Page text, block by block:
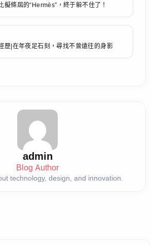
擬條屆的“Hermès”，終于躲不住了！
歷|在年夜足石刻，尋找不曾遠往的身影
admin
Blog Author
technology, design, and innovation.